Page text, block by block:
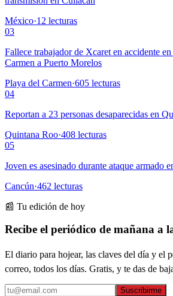
México·12 lecturas
03
Fallece trabajador de Xcaret en accidente
Carmen a Puerto Morelos
Playa del Carmen·605 lecturas
04
Reportan a 23 personas desaparecidas en
Quintana Roo·408 lecturas
05
Joven es asesinado durante ataque armado
Cancún·462 lecturas
📰 Tu edición de hoy
Recibe el periódico de mañana a
El diario para hojear, las claves del día y el
correo, todos los días. Gratis, y te das de
Suscribirme